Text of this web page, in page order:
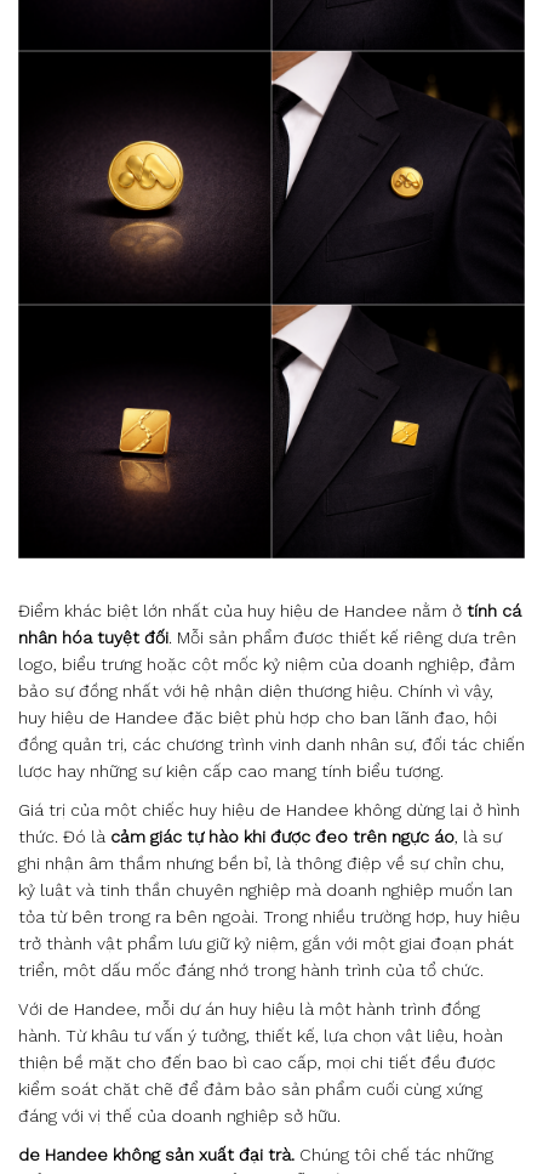
Điểm khác biệt lớn nhất của huy hiệu de Handee nằm ở tính cá
nhân hóa tuyệt đối. Mỗi sản phẩm được thiết kế riêng dựa trên
logo, biểu trưng hoặc cột mốc kỷ niệm của doanh nghiệp, đảm
bảo sự đồng nhất với hệ nhận diện thương hiệu. Chính vì vậy,
huy hiệu de Handee đặc biệt phù hợp cho ban lãnh đạo, hội
đồng quản trị, các chương trình vinh danh nhân sự, đối tác chiến
lược hay những sự kiện cấp cao mang tính biểu tượng.
Giá trị của một chiếc huy hiệu de Handee không dừng lại ở hình
thức. Đó là cảm giác tự hào khi được đeo trên ngực áo, là sự
ghi nhận âm thầm nhưng bền bỉ, là thông điệp về sự chỉn chu,
kỷ luật và tinh thần chuyên nghiệp mà doanh nghiệp muốn lan
tỏa từ bên trong ra bên ngoài. Trong nhiều trường hợp, huy hiệu
trở thành vật phẩm lưu giữ kỷ niệm, gắn với một giai đoạn phát
triển, một dấu mốc đáng nhớ trong hành trình của tổ chức.
Với de Handee, mỗi dự án huy hiệu là một hành trình đồng
hành. Từ khâu tư vấn ý tưởng, thiết kế, lựa chọn vật liệu, hoàn
thiện bề mặt cho đến bao bì cao cấp, mọi chi tiết đều được
kiểm soát chặt chẽ để đảm bảo sản phẩm cuối cùng xứng
đáng với vị thế của doanh nghiệp sở hữu.
de Handee không sản xuất đại trà. Chúng tôi chế tác những